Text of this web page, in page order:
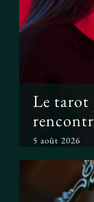
Le
Le tarot
5 août 2026